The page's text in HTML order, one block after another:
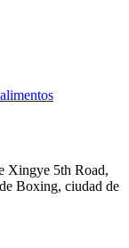
Xingye 5th Road,
Boxing, ciudad de